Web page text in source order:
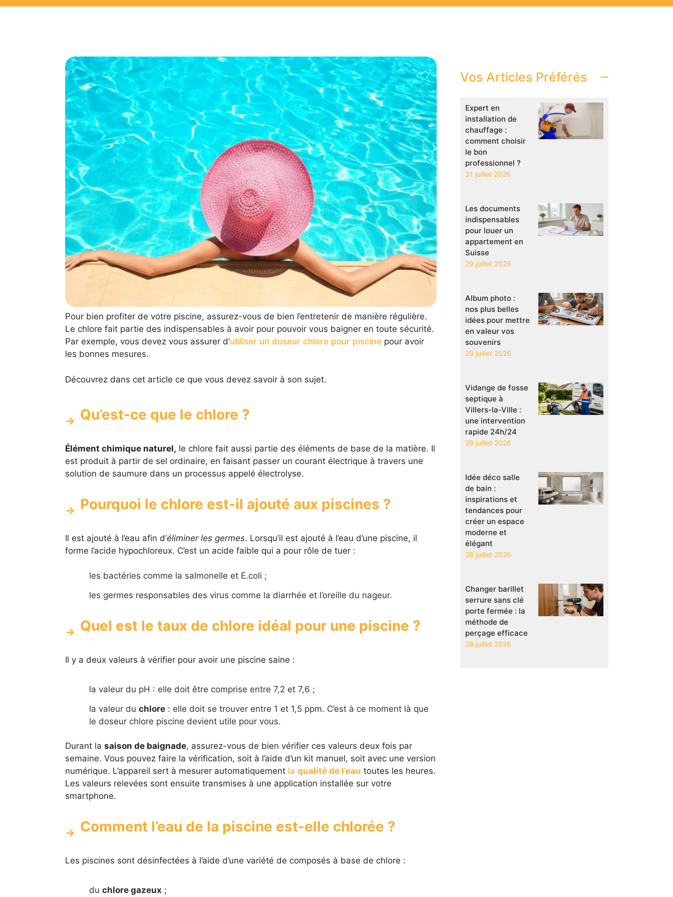
Pour bien profiter de votre piscine, assurez-vous de bien l’entretenir de manière régulière.
Le chlore fait partie des indispensables à avoir pour pouvoir vous baigner en toute sécurité.
Par exemple, vous devez vous assurer d’utiliser un doseur chlore pour piscinepour avoir
les bonnes mesures.
Découvrez dans cet article ce que vous devez savoir à son sujet.
Qu’est-ce que le chlore ?
Élément chimique naturel, le chlore fait aussi partie des éléments de base de la matière. Il
est produit à partir de sel ordinaire, en faisant passer un courant électrique à travers une
solution de saumure dans un processus appelé électrolyse.
Pourquoi le chlore est-il ajouté aux piscines ?
Il est ajouté à l’eau afin d’éliminer les germes. Lorsqu’il est ajouté à l’eau d’une piscine, il
forme l’acide hypochloreux. C’est un acide faible qui a pour rôle de tuer :
les bactéries comme la salmonelle et E.coli ;
les germes responsables des virus comme la diarrhée et l’oreille du nageur.
Quel est le taux de chlore idéal pour une piscine ?
Il y a deux valeurs à vérifier pour avoir une piscine saine :
la valeur du pH : elle doit être comprise entre 7,2 et 7,6 ;
la valeur du chlore: elle doit se trouver entre 1 et 1,5 ppm. C’est à ce moment là que
le doseur chlore piscine devient utile pour vous.
Durant la saison de baignade, assurez-vous de bien vérifier ces valeurs deux fois par
semaine. Vous pouvez faire la vérification, soit à l’aide d’un kit manuel, soit avec une version
numérique. L’appareil sert à mesurer automatiquement la qualité de l’eau toutes les heures.
Les valeurs relevées sont ensuite transmises à une application installée sur votre
smartphone.
Comment l’eau de la piscine est-elle chlorée ?
Les piscines sont désinfectées à l’aide d’une variété de composés à base de chlore :
du chlore gazeux ;
Vos Articles Préférés
Expert en
installation de
chauffage :
comment choisir
le bon
professionnel ?
31 juillet 2026
Les documents
indispensables
pour louer un
appartement en
Suisse
29 juillet 2026
Album photo :
nos plus belles
idées pour mettre
en valeur vos
souvenirs
29 juillet 2026
Vidange de fosse
septique à
Villers-la-Ville :
une intervention
rapide 24h/24
29 juillet 2026
Idée déco salle
de bain :
inspirations et
tendances pour
créer un espace
moderne et
élégant
28 juillet 2026
Changer barillet
serrure sans clé
porte fermée : la
méthode de
perçage efficace
28 juillet 2026